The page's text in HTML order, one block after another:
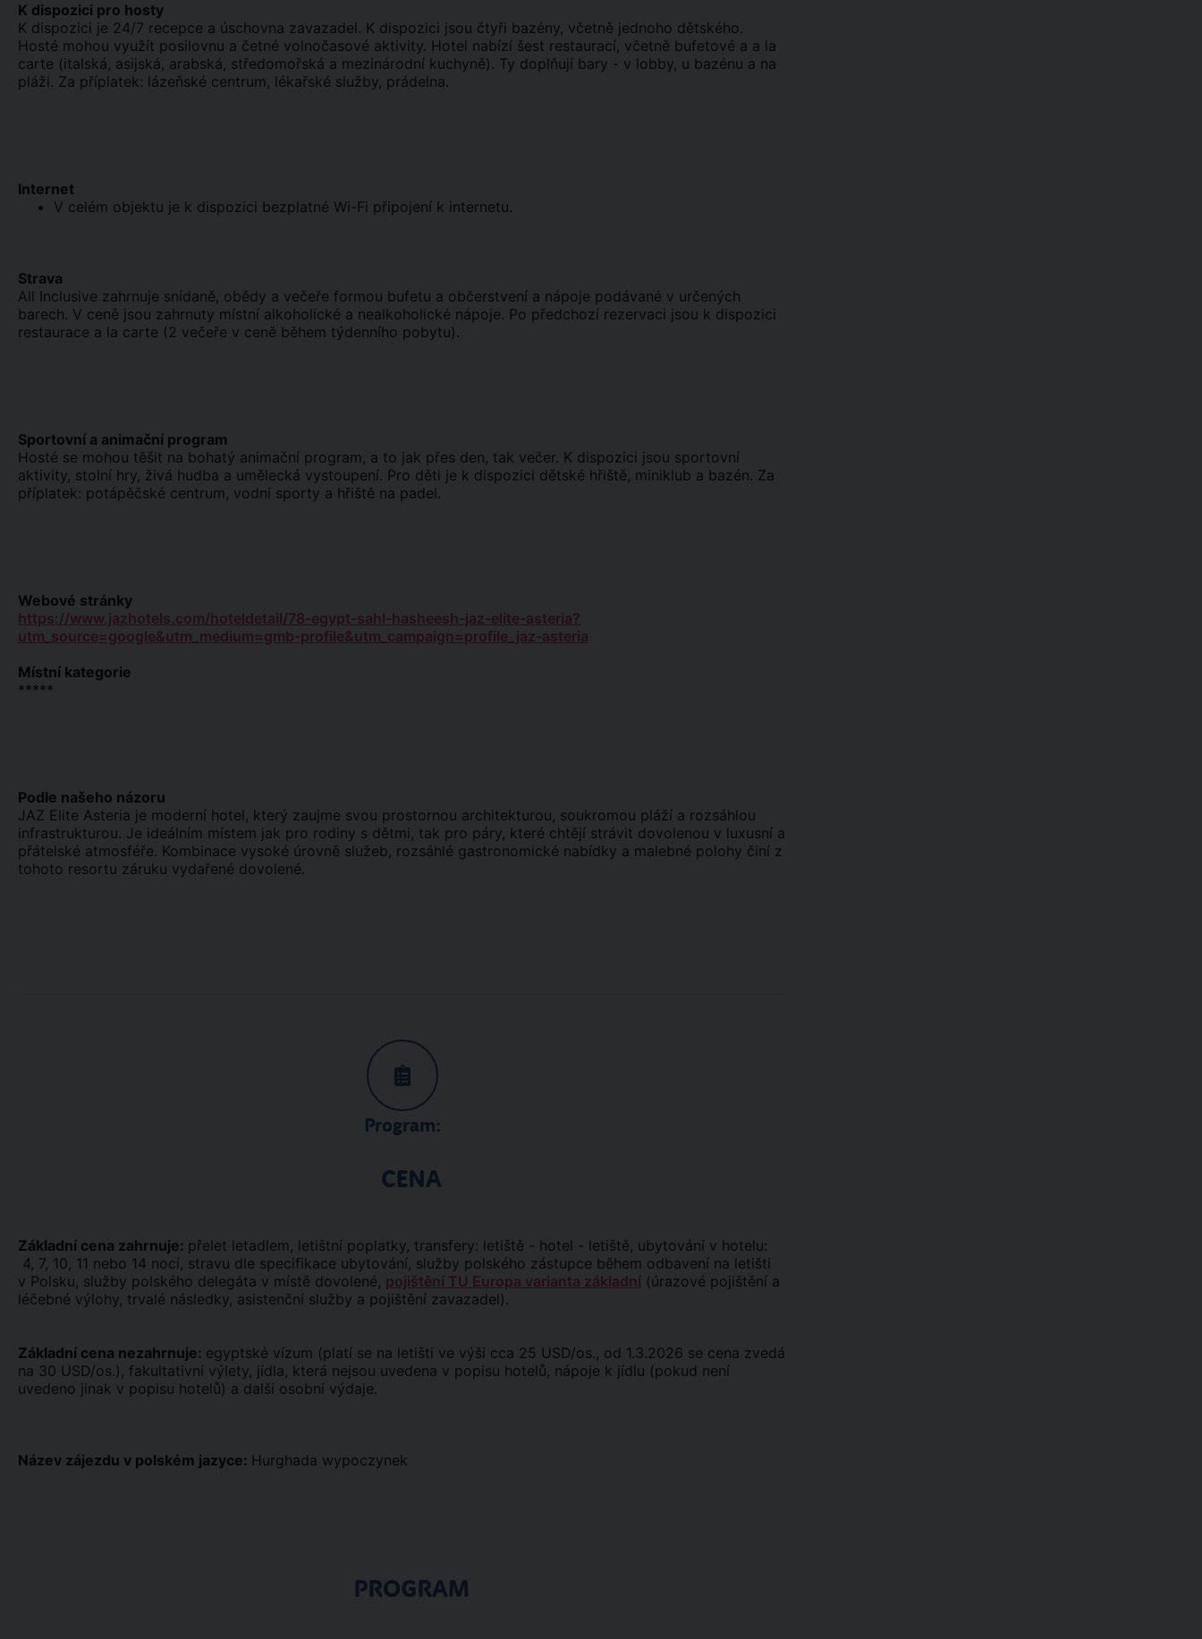
K dispozici pro hosty
K dispozici je 24/7 recepce a úschovna zavazadel. K dispozici jsou čtyři bazény, včetně jednoho dětského.
Hosté mohou využít posilovnu a četné volnočasové aktivity. Hotel nabízí šest restaurací, včetně bufetové a a la
carte (italská, asijská, arabská, středomořská a mezinárodní kuchyně). Ty doplňují bary - v lobby, u bazénu a na
pláži. Za příplatek: lázeňské centrum, lékařské služby, prádelna.
Internet
V celém objektu je k dispozici bezplatné Wi-Fi připojení k internetu.
Strava
All Inclusive zahrnuje snídaně, obědy a večeře formou bufetu a občerstvení a nápoje podávané v určených
barech. V ceně jsou zahrnuty místní alkoholické a nealkoholické nápoje. Po předchozí rezervaci jsou k dispozici
restaurace a la carte (2 večeře v ceně během týdenního pobytu).
Sportovní a animační program
Hosté se mohou těšit na bohatý animační program, a to jak přes den, tak večer. K dispozici jsou sportovní
aktivity, stolní hry, živá hudba a umělecká vystoupení. Pro děti je k dispozici dětské hřiště, miniklub a bazén. Za
příplatek: potápěčské centrum, vodní sporty a hřiště na padel.
Webové stránky
https://www.jazhotels.com/hoteldetail/78-egypt-sahl-hasheesh-jaz-elite-asteria?
utm_source=google&utm_medium=gmb-profile&utm_campaign=profile_jaz-asteria
Místní kategorie
*****
Podle našeho názoru
JAZ Elite Asteria je moderní hotel, který zaujme svou prostornou architekturou, soukromou pláží a rozsáhlou
infrastrukturou. Je ideálním místem jak pro rodiny s dětmi, tak pro páry, které chtějí strávit dovolenou v luxusní a
přátelské atmosféře. Kombinace vysoké úrovně služeb, rozsáhlé gastronomické nabídky a malebné polohy činí z
tohoto resortu záruku vydařené dovolené.
Program:
CENA
Základní cena zahrnuje: přelet letadlem, letištní poplatky, transfery: letiště - hotel - letiště, ubytování v hotelu:
4, 7, 10, 11 nebo 14 nocí, stravu dle specifikace ubytování, služby polského zástupce během odbavení na letišti
v Polsku, služby polského delegáta v místě dovolené, pojištění TU Europa varianta základní (úrazové pojištění a
léčebné výlohy, trvalé následky, asistenční služby a pojištění zavazadel).
Základní cena nezahrnuje: egyptské vízum (platí se na letišti ve výši cca 25 USD/os., od 1.3.2026 se cena zvedá
na 30 USD/os.), fakultativní výlety, jídla, která nejsou uvedena v popisu hotelů, nápoje k jídlu (pokud není
uvedeno jinak v popisu hotelů) a další osobní výdaje.
Název zájezdu v polském jazyce: Hurghada wypoczynek
PROGRAM